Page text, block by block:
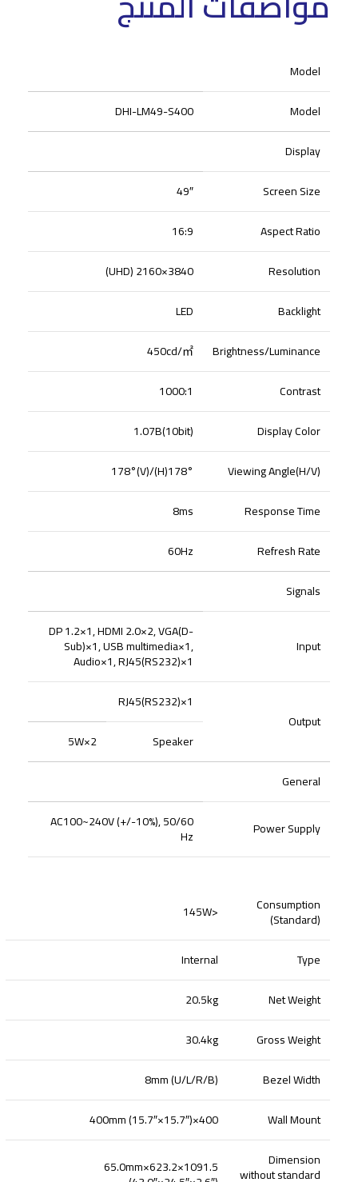
Model
Model
DHI-LM49-S400
Display
Screen Size
49″
Aspect Ratio
16:9
Resolution
3840×2160 (UHD)
Backlight
LED
Brightness/Luminance
450cd/㎡
Contrast
1000:1
Display Color
1.07B(10bit)
Viewing Angle(H/V)
178°(H)/178°(V)
Response Time
8ms
Refresh Rate
60Hz
Signals
Input
DP 1.2×1, HDMI 2.0×2, VGA(D-
Sub)×1, USB multimedia×1,
Audio×1, RJ45(RS232)×1
Output
RJ45(RS232)×1
Speaker
5W×2
General
Power Supply
AC100~240V (+/-10%), 50/60
Hz
Consumption
(Standard)
<145W
Type
Internal
Net Weight
20.5kg
Gross Weight
30.4kg
Bezel Width
8mm (U/L/R/B)
Wall Mount
400×400mm (15.7″×15.7″)
Dimension
without standard
1091.5×623.2×65.0mm